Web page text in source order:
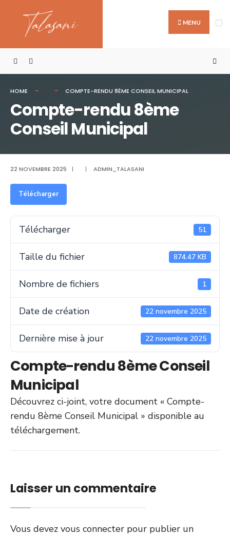
content
MENU
HOME COMPTE-RENDU 8ÈME CONSEIL MUNICIPAL
Compte-rendu 8ème
Conseil Municipal
22 NOVEMBRE 2025 | | ADMIN_TALASANI
Télécharger
Télécharger 51
Taille du fichier 874.47 KB
Nombre de fichiers 1
Date de création 22 novembre 2025
Dernière mise à jour 22 novembre 2025
Compte-rendu 8ème Conseil
Municipal
Découvrez ci-joint, votre document « Compte-
rendu 8ème Conseil Municipal » disponible au
téléchargement.
Laisser un commentaire
Vous devez vous connecter pour publier un
for: